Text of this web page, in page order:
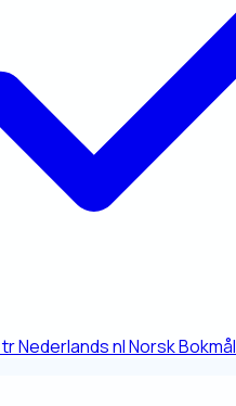
trNederlandsnlNorsk Bokmål